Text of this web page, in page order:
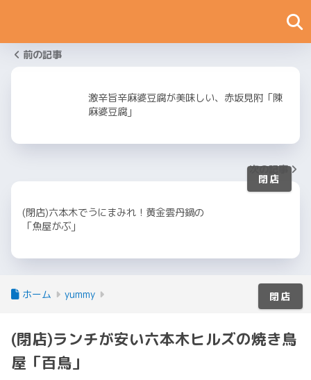
前の記事
激辛旨辛麻婆豆腐が美味しい、赤坂見附「陳
麻婆豆腐」
次の記事
(閉店)六本木でうにまみれ！黄金雲丹鍋の
「魚屋がぶ」
ホーム yummy
(閉店)ランチが安い六本木ヒルズの焼き鳥
屋「百鳥」